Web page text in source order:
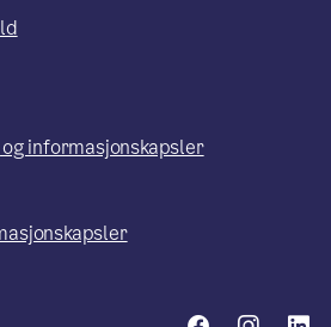
informasjonskapsler